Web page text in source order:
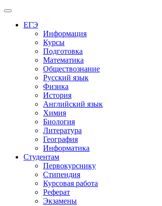
Меню
ЕГЭ
Информация
Курсы
Подготовка
Математика
Обществознание
Русский язык
Физика
История
Английский язык
Химия
Биология
Литература
География
Информатика
Студентам
Первокурснику
Стипендия
Курсовая работа
Реферат
Экзамены